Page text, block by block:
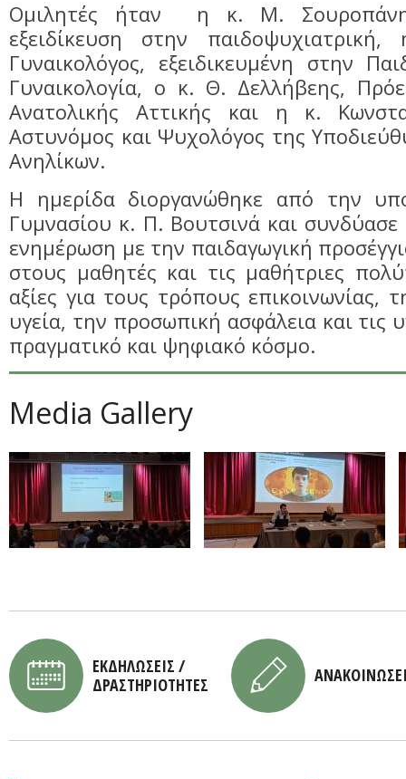
Ομιλητές ήταν η κ. M.
εξειδίκευση στην
Γυναικολόγος, εξειδικευμένη στην
Γυναικολογία, ο κ. Θ. Δελλήβεης,
Ανατολικής Αττικής και η κ.
Αστυνόμος και Ψυχολόγος της
Ανηλίκων.
Η ημερίδα διοργανώθηκε από την
Γυμνασίου κ. Π. Βουτσινά και συνδύασε
ενημέρωση με την παιδαγωγική
στους μαθητές και τις μαθήτριες
αξίες για τους τρόπους επικοινωνίας,
υγεία, την προσωπική ασφάλεια και τις
πραγματικό και ψηφιακό κόσμο.
Media Gallery
ΕΚΔΗΛΩΣΕΙΣ /
ΔΡΑΣΤΗΡΙΟΤΗΤΕΣ